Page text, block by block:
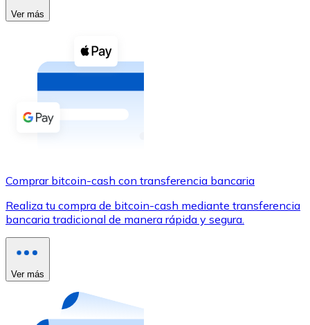
Efectivo
Comprar con efectivo
Transferencia SEPA
Añade fondos a tu cuenta Bitnovo o realiza compras
Utiliza tarjetas Visa y Mastercard para comprar
Comprar con tarjeta
Tienda - Tarjetas regalo
Compra tarjetas regalo de tus marcas favoritas con
Ir a la tienda de tarjetas regalo
Ver más
Comprar bitcoin-cash con transferencia bancaria
Realiza tu compra de bitcoin-cash mediante transferencia
bancaria tradicional de manera rápida y segura.
Ver más